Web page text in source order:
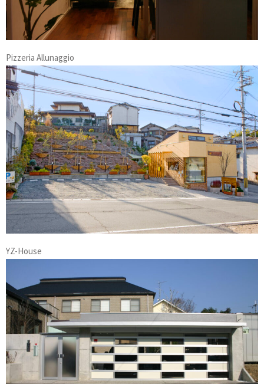
Pizzeria Allunaggio
YZ-House